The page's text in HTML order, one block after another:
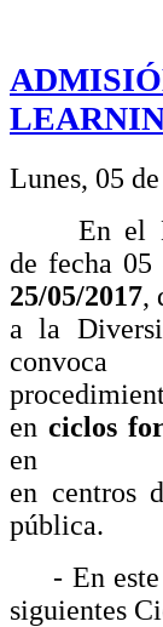
Lunes, 05
En el
de fecha 05
25/05/2017,
a la
en ciclos
en centros
pública.
- En este
siguientes